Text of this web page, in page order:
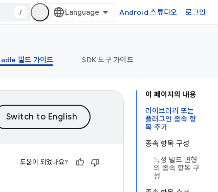
/ Android 스튜디오 로그인
빌드 가이드 SDK 도구 가이드
이 페이지의 내용
라이브러리 또는
플러그인 종속 항
목 추가
종속 항목 구성
특정 빌드 변형
의 종속 항목 구
성
도움이 되었나요?